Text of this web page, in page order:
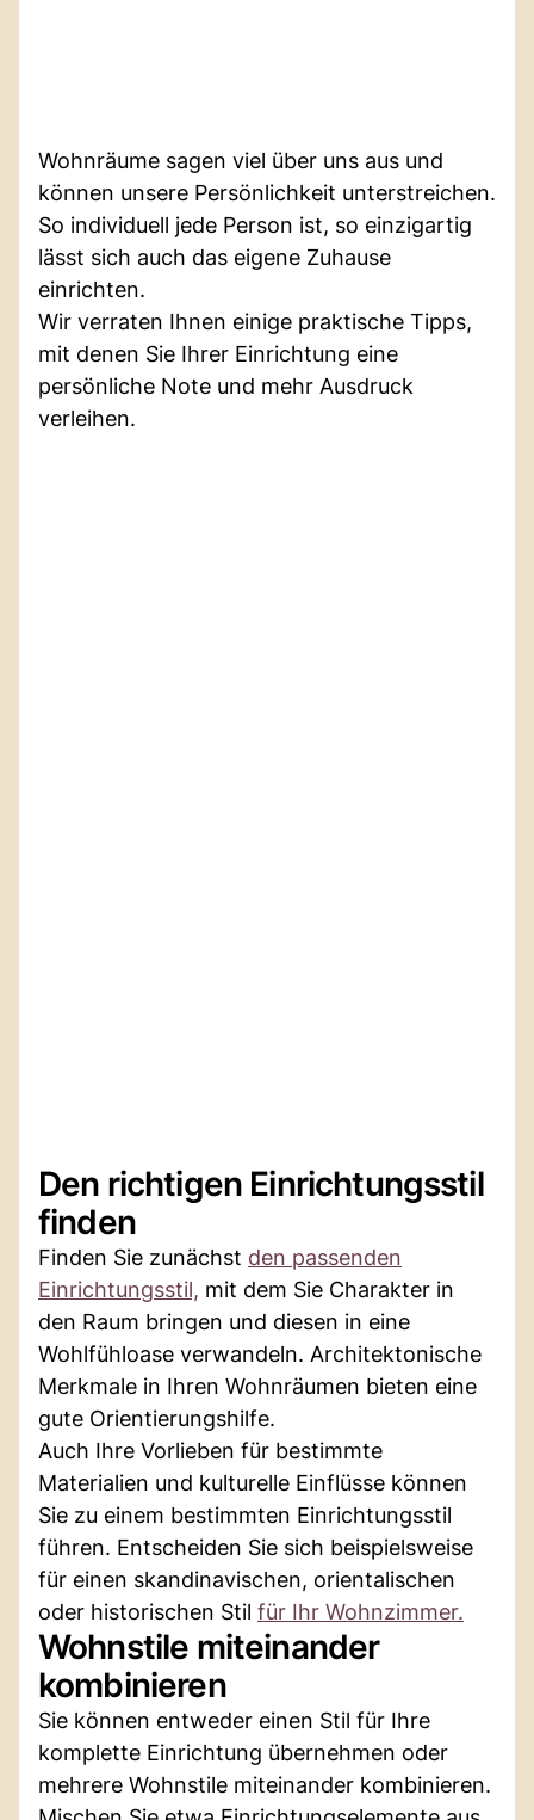
Wohnräume sagen viel über uns aus und
können unsere Persönlichkeit unterstreichen.
So individuell jede Person ist, so einzigartig
lässt sich auch das eigene Zuhause
einrichten.
Wir verraten Ihnen einige praktische Tipps,
mit denen Sie Ihrer Einrichtung eine
persönliche Note und mehr Ausdruck
verleihen.
Den richtigen Einrichtungsstil
finden
Finden Sie zunächst den passenden
Einrichtungsstil, mit dem Sie Charakter in
den Raum bringen und diesen in eine
Wohlfühloase verwandeln. Architektonische
Merkmale in Ihren Wohnräumen bieten eine
gute Orientierungshilfe.
Auch Ihre Vorlieben für bestimmte
Materialien und kulturelle Einflüsse können
Sie zu einem bestimmten Einrichtungsstil
führen. Entscheiden Sie sich beispielsweise
für einen skandinavischen, orientalischen
oder historischen Stil für Ihr Wohnzimmer.
Wohnstile miteinander
kombinieren
Sie können entweder einen Stil für Ihre
komplette Einrichtung übernehmen oder
mehrere Wohnstile miteinander kombinieren.